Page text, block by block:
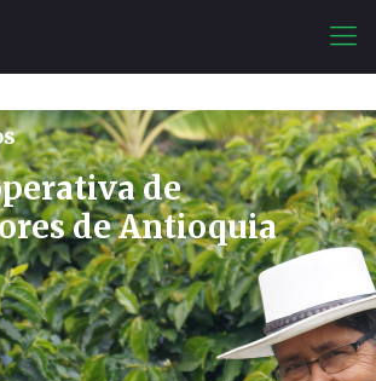
de
de Antioquia